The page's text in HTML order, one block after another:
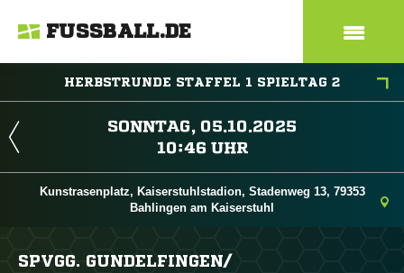
FUSSBALL.DE
HERBSTRUNDE STAFFEL 1 SPIELTAG 2
 
 
Kunstrasenplatz, Kaiserstuhlstadion, Stadenweg 13, 79353
Bahlingen am Kaiserstuhl
SPVGG. GUNDELFINGEN/​